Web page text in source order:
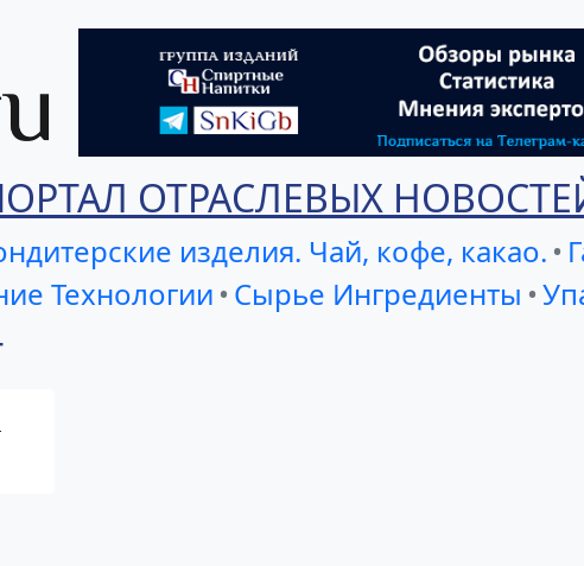
ОТРАСЛЕВЫХ
изделия. Чай, кофе, какао. •
Технологии • Сырье Ингредиенты •